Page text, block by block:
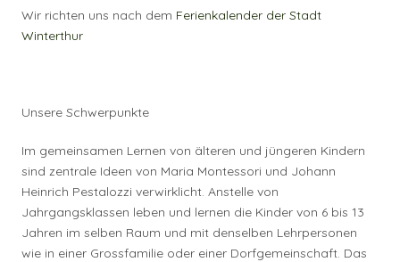
Wir richten uns nach dem Ferienkalender der Stadt
Winterthur
Unsere Schwerpunkte
Im gemeinsamen Lernen von älteren und jüngeren Kindern
sind zentrale Ideen von Maria Montessori und Johann
Heinrich Pestalozzi verwirklicht. Anstelle von
Jahrgangsklassen leben und lernen die Kinder von 6 bis 13
Jahren im selben Raum und mit denselben Lehrpersonen
wie in einer Grossfamilie oder einer Dorfgemeinschaft. Das